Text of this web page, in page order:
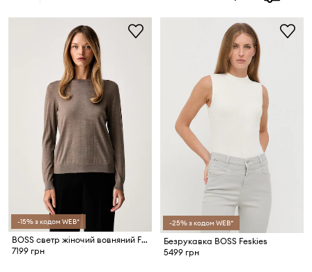
-15% з кодом WEB*
BOSS светр жіночий вовняний Ferpina
7199 грн
-25% з кодом WEB*
Безрукавка BOSS Feskies
5499 грн